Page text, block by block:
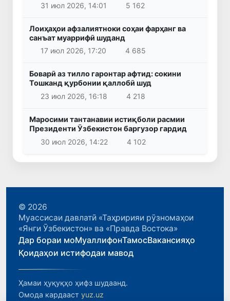
31 июл 2026, 14:01
5 162
Лоиҳаҳои афзалиятноки соҳаи фарҳанг ва
санъат муаррифӣ шуданд
17 июл 2026, 17:20
4 685
Боварӣ аз тилло гаронтар афтид: сокини
Тошканд қурбонии қаллобӣ шуд
23 июл 2026, 16:18
4 218
Маросими тантанавии истиқболи расмии
Президенти Ӯзбекистон баргузор гардид
30 июл 2026, 14:22
4 102
© 2026
Муассисаи давлатӣ «Таҳририяи рӯзномаҳои
«Янги Ӯзбекистон» ва «Правда Востока»
Дар бораи моМуаллифонТамосВакансияҳо
Қоидаҳои истифодаи мавод
Ҳамаи ҳуқуқҳо ҳифз шудаанд.
Омода кардааст yuz.uz